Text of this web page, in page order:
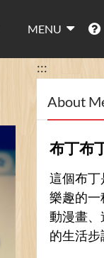
MENU
:::
About
布丁布
這個布
樂趣的一
動漫畫、
的生活步